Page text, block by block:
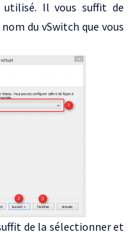
Il vous suffit de
du vSwitch que vous
de la sélectionner et